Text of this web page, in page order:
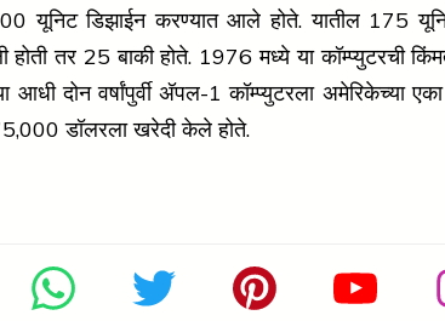
यूनिट डिझाईन करण्यात आले होते. यातील 175
होती तर 25 बाकी होते. 1976 मध्ये या कॉम्प्युटरची
आधी दोन वर्षांपुर्वी अ‍ॅपल-1 कॉम्प्युटरला अमेरिकेच्या एका
डॉलरला खरेदी केले होते.